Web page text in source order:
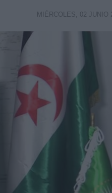
MIÉRCOLES, 02 JUNIO